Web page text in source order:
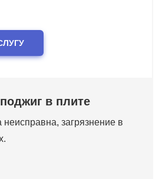
в плите
загрязнение в